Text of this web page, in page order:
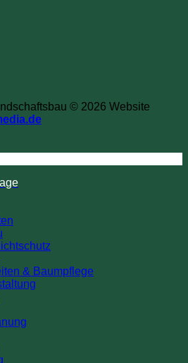
© 2026 Website
& Baumpflege